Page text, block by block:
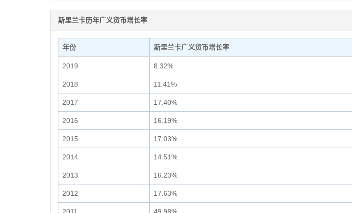
斯里兰卡历年广义货币增长率
年份 斯里兰卡广义货币增长率
2019 8.32%
2018 11.41%
2017 17.40%
2016 16.19%
2015 17.03%
2014 14.51%
2013 16.23%
2012 17.63%